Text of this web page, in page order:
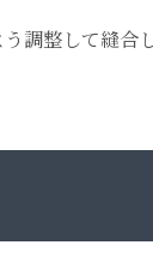
調整して縫合し